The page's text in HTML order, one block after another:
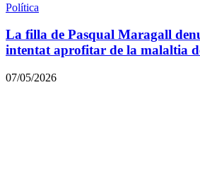
Política
La filla de Pasqual Maragall
intentat aprofitar de la malaltia
07/05/2026